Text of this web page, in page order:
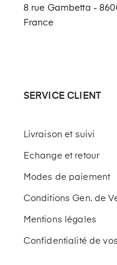
8 rue Gambetta -
France
SERVICE CLIENT
Livraison et suivi
Echange et retour
Modes de paiement
Conditions Gen. de
Mentions légales
Confidentialité de